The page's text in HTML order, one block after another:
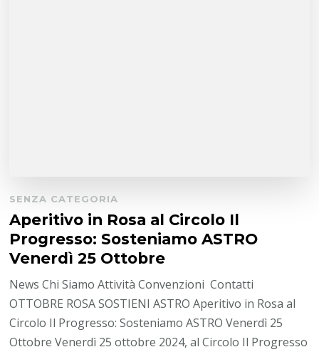
SENZA CATEGORIA
Aperitivo in Rosa al Circolo Il
Progresso: Sosteniamo ASTRO
Venerdì 25 Ottobre
News Chi Siamo Attività Convenzioni Contatti
OTTOBRE ROSA SOSTIENI ASTRO Aperitivo in Rosa al
Circolo Il Progresso: Sosteniamo ASTRO Venerdì 25
Ottobre Venerdì 25 ottobre 2024, al Circolo Il Progresso